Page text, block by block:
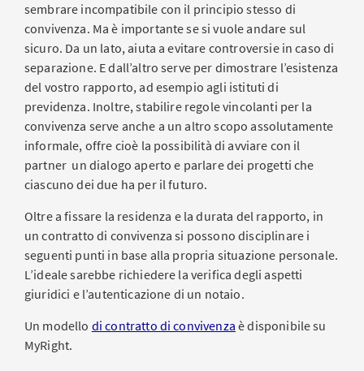
sembrare incompatibile con il principio stesso di
convivenza. Ma è importante se si vuole andare sul
sicuro. Da un lato, aiuta a evitare controversie in caso di
separazione. E dall’altro serve per dimostrare l’esistenza
del vostro rapporto, ad esempio agli istituti di
previdenza. Inoltre, stabilire regole vincolanti per la
convivenza serve anche a un altro scopo assolutamente
informale, offre cioè la possibilità di avviare con il
partner un dialogo aperto e parlare dei progetti che
ciascuno dei due ha per il futuro.
Oltre a fissare la residenza e la durata del rapporto, in
un contratto di convivenza si possono disciplinare i
seguenti punti in base alla propria situazione personale.
L’ideale sarebbe richiedere la verifica degli aspetti
giuridici e l’autenticazione di un notaio.
Un modello di contratto di convivenza è disponibile su
MyRight.